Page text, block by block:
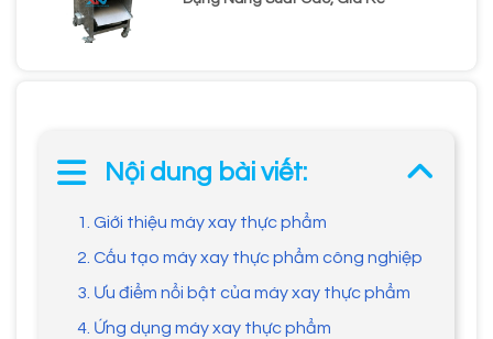
Nội dung bài viết:
1. Giới thiệu máy xay thực phẩm
2. Cấu tạo máy xay thực phẩm công nghiệp
3. Ưu điểm nổi bật của máy xay thực phẩm
4. Ứng dụng máy xay thực phẩm